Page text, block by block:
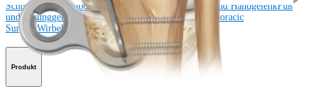
SchulterKnieEllenbogen SchulterendoprothetikHand und HandgelenkFuß
und Sprunggelenk
Trauma HüfteOrthobiologieCardiothoracic
SurgeryWirbelsäule
Produkt